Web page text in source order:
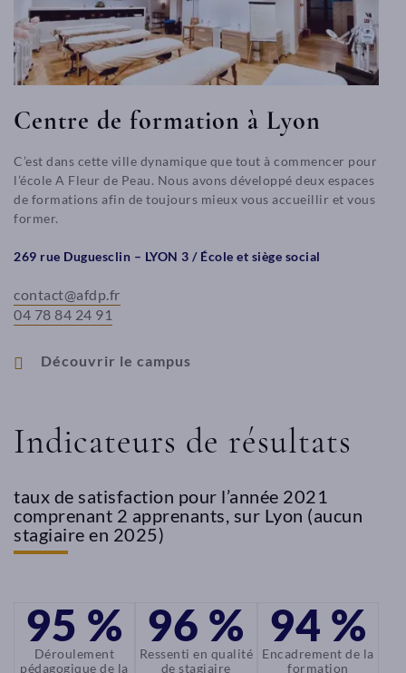
Centre de formation à Lyon
C’est dans cette ville dynamique que tout à commencer pour
l’école A Fleur de Peau. Nous avons développé deux espaces
de formations afin de toujours mieux vous accueillir et vous
former.
269 rue Duguesclin – LYON 3 / École et siège social
contact@afdp.fr
04 78 84 24 91
Découvrir le campus
Indicateurs de résultats
taux de satisfaction pour l’année 2021
comprenant 2 apprenants, sur Lyon (aucun
stagiaire en 2025)
95 %
Déroulement
pédagogique de la
96 %
Ressenti en qualité
de stagiaire
94 %
Encadrement de la
formation